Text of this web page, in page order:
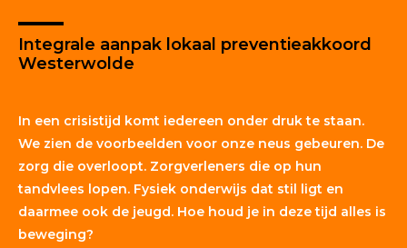
Integrale aanpak lokaal preventieakkoord
Westerwolde
In een crisistijd komt iedereen onder druk te staan.
We zien de voorbeelden voor onze neus gebeuren. De
zorg die overloopt. Zorgverleners die op hun
tandvlees lopen. Fysiek onderwijs dat stil ligt en
daarmee ook de jeugd. Hoe houd je in deze tijd alles is
beweging?